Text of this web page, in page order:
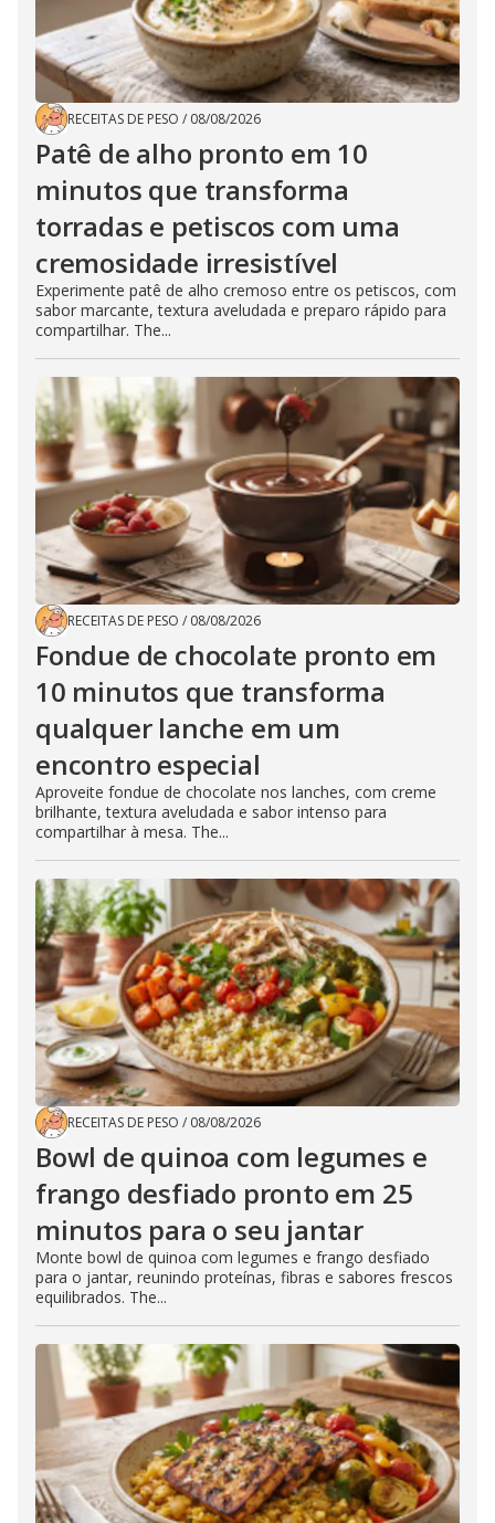
RECEITAS DE PESO / 08/08/2026
Patê de alho pronto em 10
minutos que transforma
torradas e petiscos com uma
cremosidade irresistível
Experimente patê de alho cremoso entre os petiscos, com
sabor marcante, textura aveludada e preparo rápido para
compartilhar. The...
RECEITAS DE PESO / 08/08/2026
Fondue de chocolate pronto em
10 minutos que transforma
qualquer lanche em um
encontro especial
Aproveite fondue de chocolate nos lanches, com creme
brilhante, textura aveludada e sabor intenso para
compartilhar à mesa. The...
RECEITAS DE PESO / 08/08/2026
Bowl de quinoa com legumes e
frango desfiado pronto em 25
minutos para o seu jantar
Monte bowl de quinoa com legumes e frango desfiado
para o jantar, reunindo proteínas, fibras e sabores frescos
equilibrados. The...